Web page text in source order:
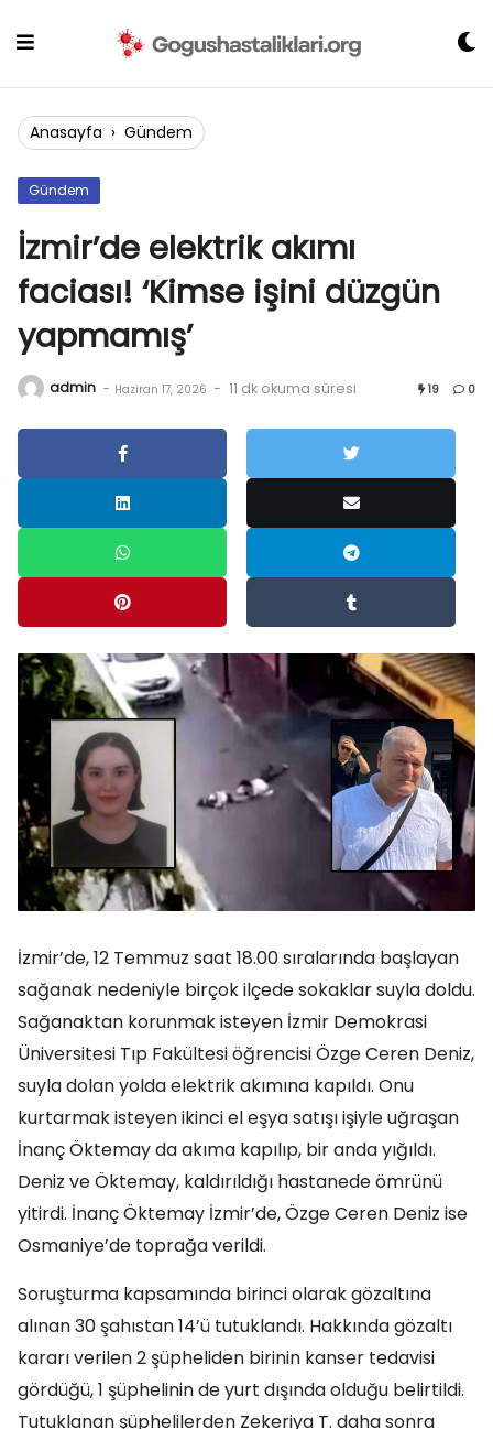
Anasayfa › Gündem
Gündem
İzmir’de elektrik akımı
faciası! ‘Kimse işini düzgün
yapmamış’
admin - Haziran 17, 2026 - 11 dk okuma süresi 19 0
İzmir’de, 12 Temmuz saat 18.00 sıralarında başlayan
sağanak nedeniyle birçok ilçede sokaklar suyla doldu.
Sağanaktan korunmak isteyen İzmir Demokrasi
Üniversitesi Tıp Fakültesi öğrencisi Özge Ceren Deniz,
suyla dolan yolda elektrik akımına kapıldı. Onu
kurtarmak isteyen ikinci el eşya satışı işiyle uğraşan
İnanç Öktemay da akıma kapılıp, bir anda yığıldı.
Deniz ve Öktemay, kaldırıldığı hastanede ömrünü
yitirdi. İnanç Öktemay İzmir’de, Özge Ceren Deniz ise
Osmaniye’de toprağa verildi.
Soruşturma kapsamında birinci olarak gözaltına
alınan 30 şahıstan 14’ü tutuklandı. Hakkında gözaltı
kararı verilen 2 şüpheliden birinin kanser tedavisi
gördüğü, 1 şüphelinin de yurt dışında olduğu belirtildi.
Tutuklanan şüphelilerden Zekeriya T. daha sonra